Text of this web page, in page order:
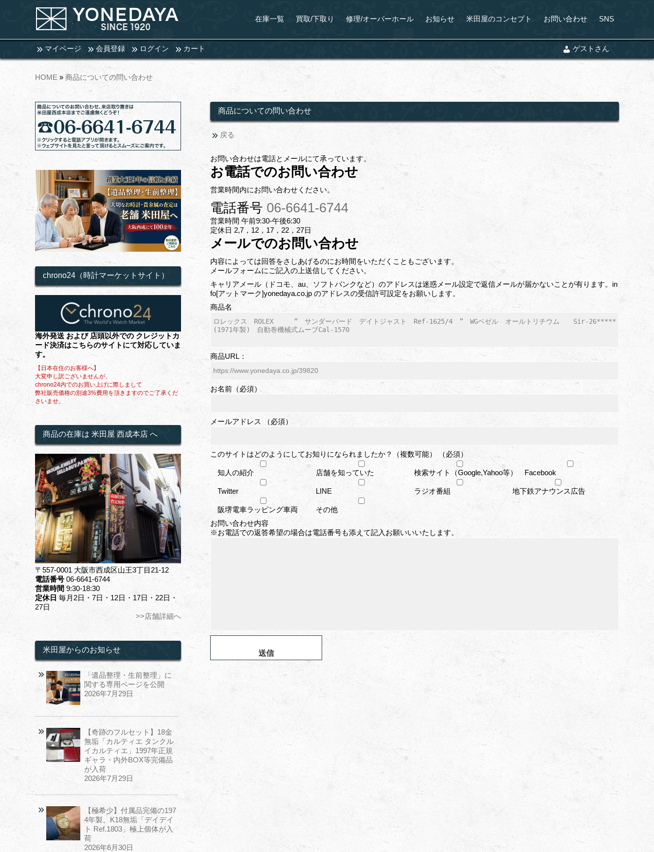
在庫一覧 買取/下取り 修理/オーバーホール お知らせ 米田屋のコンセプト お問い合わせ SNS
マイページ 会員登録 ログイン カート ゲストさん
HOME » 商品についての問い合わせ
商品についての問い合わせ
戻る
お問い合わせは電話とメールにて承っています。
お電話でのお問い合わせ
営業時間内にお問い合わせください。
電話番号 06-6641-6744
営業時間 午前9:30-午後6:30
定休日 2,7，12，17，22，27日
メールでのお問い合わせ
内容によっては回答をさしあげるのにお時間をいただくこともございます。
メールフォームにご記入の上送信してください。
キャリアメール（ドコモ、au、ソフトバンクなど）のアドレスは迷惑メール設定で返信メールが届かないことが有ります。in
fo[アットマーク]yonedaya.co.jp のアドレスの受信許可設定をお願いします。
商品名
商品URL：
お名前（必須）
メールアドレス （必須）
このサイトはどのようにしてお知りになられましたか？（複数可能） （必須）
知人の紹介 店舗を知っていた 検索サイト（Google,Yahoo等） Facebook
Twitter LINE ラジオ番組 地下鉄アナウンス広告
阪堺電車ラッピング車両
その他
お問い合わせ内容
※お電話での返答希望の場合は電話番号も添えて記入お願いいいたします。
chrono24（時計マーケットサイト）
海外発送 および 店頭以外での クレジットカ
ード決済はこちらのサイトにて対応していま
す。
【日本在住のお客様へ】
大変申し訳ございませんが、
chrono24内でのお買い上げに際しまして
弊社販売価格の別途3%費用を頂きますのでご了承くだ
さいませ。
商品の在庫は 米田屋 西成本店 へ
〒557-0001 大阪市西成区山王3丁目21-12
電話番号 06-6641-6744
営業時間 9:30-18:30
定休日 毎月2日・7日・12日・17日・22日・
27日
>>店舗詳細へ
米田屋からのお知らせ
「遺品整理・生前整理」に
関する専用ページを公開
2026年7月29日
【奇跡のフルセット】18金
無垢「カルティエ タンクル
イカルティエ」1997年正規
ギャラ・内外BOX等完備品
が入荷
2026年7月29日
【極希少】付属品完備の197
4年製。K18無垢「デイデイ
ト Ref.1803」極上個体が入
荷
2026年6月30日